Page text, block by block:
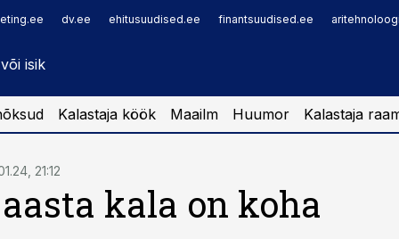
dv.ee ehitusuudised.ee finantsuudised.ee
Kalastaja köök Maailm Huumor Kalastaja
21:12
kala on koha